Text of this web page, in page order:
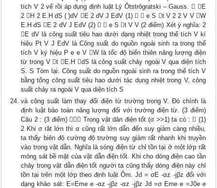
tích V 2 vế rồi áp dụng định luật Lý Ôtstrôgratski – Gauss.  E
2 H 2 E.H dS ( )dV E 2 dV J EdV (1)   e S t V 2 2 V V W
E.H dS E 2 dV J EdV (2)   e S t V V (2 điểm) Xét ý nghĩa: 2
E dV là công suất tiêu hao dưới dạng nhiệt trong thể tích V kí
hiệu Pt V J EdV là Công suất do nguồn ngoài sinh ra trong thể
tích V ký hiệu P e e V W là tốc độ biến thiên năng lượng điện
từ trong V t E.H dS là công suất chảy ngoài V qua diện tích
S. S Tóm lại: Công suất do nguồn ngoài sinh ra trong thể tích V
bằng tổng công suất tiêu hao dưới tác dụng nhiệt trong V, công
suất chảy ra ngoài V qua diện tích S
và công suất làm thay đổi điện từ trường trong V. Đó chính là
định luật bảo toàn năng lượng đối với trường điện từ. (3 điểm)
Câu 2 : (3 điểm)  Trong vật dân điện tốt (σ >>1) ta có :  (1)
2 Khi σ rât lớn thì α cũng rất lớn dẫn đến suy giảm càng nhiều,
ta thấy biên độ cường độ trường suy giảm rất nhanh khi truyền
vào trong vật dẫn. Nghĩa là sóng điện từ chỉ tồn tại ở một lớp rất
mỏng sát bề mặt của vật dẫn điện tốt. Khi cho dòng điện cao tần
chảy trong vật dẫn điện tốt người ta cũng thấy dòng điện này chỉ
tồn tại trên một lớp theo định luật Ôm. Jd = σE -αz -jβz đối với
dạng khảo sát: E=Eme e -αz -jβz -αz -jβz Jd =σ Eme e =J0e e